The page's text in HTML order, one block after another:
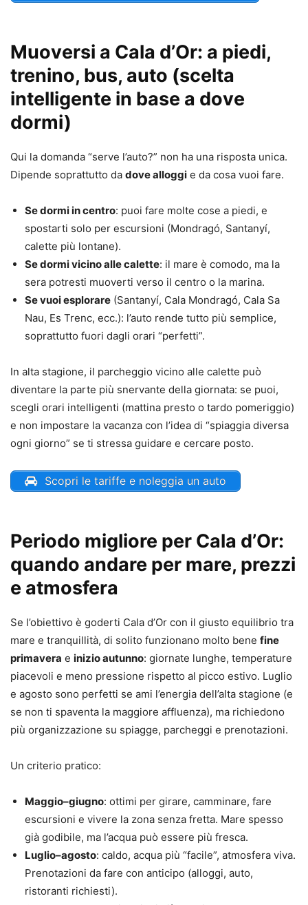
Muoversi a Cala d’Or: a piedi,
trenino, bus, auto (scelta
intelligente in base a dove
dormi)
Qui la domanda “serve l’auto?” non ha una risposta unica.
Dipende soprattutto da dove alloggi e da cosa vuoi fare.
Se dormi in centro: puoi fare molte cose a piedi, e
spostarti solo per escursioni (Mondragó, Santanyí,
calette più lontane).
Se dormi vicino alle calette: il mare è comodo, ma la
sera potresti muoverti verso il centro o la marina.
Se vuoi esplorare (Santanyí, Cala Mondragó, Cala Sa
Nau, Es Trenc, ecc.): l’auto rende tutto più semplice,
soprattutto fuori dagli orari “perfetti”.
In alta stagione, il parcheggio vicino alle calette può
diventare la parte più snervante della giornata: se puoi,
scegli orari intelligenti (mattina presto o tardo pomeriggio)
e non impostare la vacanza con l’idea di “spiaggia diversa
ogni giorno” se ti stressa guidare e cercare posto.
Scopri le tariffe e noleggia un auto
Periodo migliore per Cala d’Or:
quando andare per mare, prezzi
e atmosfera
Se l’obiettivo è goderti Cala d’Or con il giusto equilibrio tra
mare e tranquillità, di solito funzionano molto bene fine
primavera e inizio autunno: giornate lunghe, temperature
piacevoli e meno pressione rispetto al picco estivo. Luglio
e agosto sono perfetti se ami l’energia dell’alta stagione (e
se non ti spaventa la maggiore affluenza), ma richiedono
più organizzazione su spiagge, parcheggi e prenotazioni.
Un criterio pratico:
Maggio–giugno: ottimi per girare, camminare, fare
escursioni e vivere la zona senza fretta. Mare spesso
già godibile, ma l’acqua può essere più fresca.
Luglio–agosto: caldo, acqua più “facile”, atmosfera viva.
Prenotazioni da fare con anticipo (alloggi, auto,
ristoranti richiesti).